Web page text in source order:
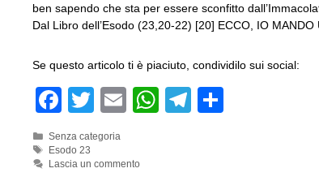
ben sapendo che sta per essere sconfitto
Dal Libro dell’Esodo (23,20-22) [20] ECCO, IO
Se questo articolo ti è piaciuto, condividilo sui social:
F
c
T
wi
E
W
T
Categorie
Senza categoria
Tag
Esodo 23
Lascia un commento